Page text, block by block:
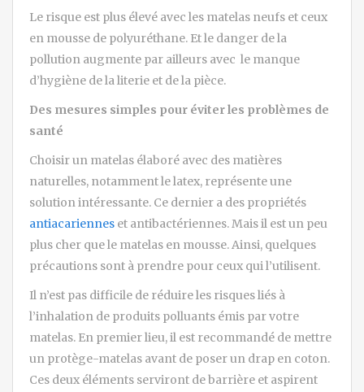
Le risque est plus élevé avec les matelas neufs et ceux
en mousse de polyuréthane. Et le danger de la
pollution augmente par ailleurs avec le manque
d’hygiène de la literie et de la pièce.
Des mesures simples pour éviter les problèmes de
santé
Choisir un matelas élaboré avec des matières
naturelles, notamment le latex, représente une
solution intéressante. Ce dernier a des propriétés
antiacariennes et antibactériennes. Mais il est un peu
plus cher que le matelas en mousse. Ainsi, quelques
précautions sont à prendre pour ceux qui l’utilisent.
Il n’est pas difficile de réduire les risques liés à
l’inhalation de produits polluants émis par votre
matelas. En premier lieu, il est recommandé de mettre
un protège-matelas avant de poser un drap en coton.
Ces deux éléments serviront de barrière et aspirent